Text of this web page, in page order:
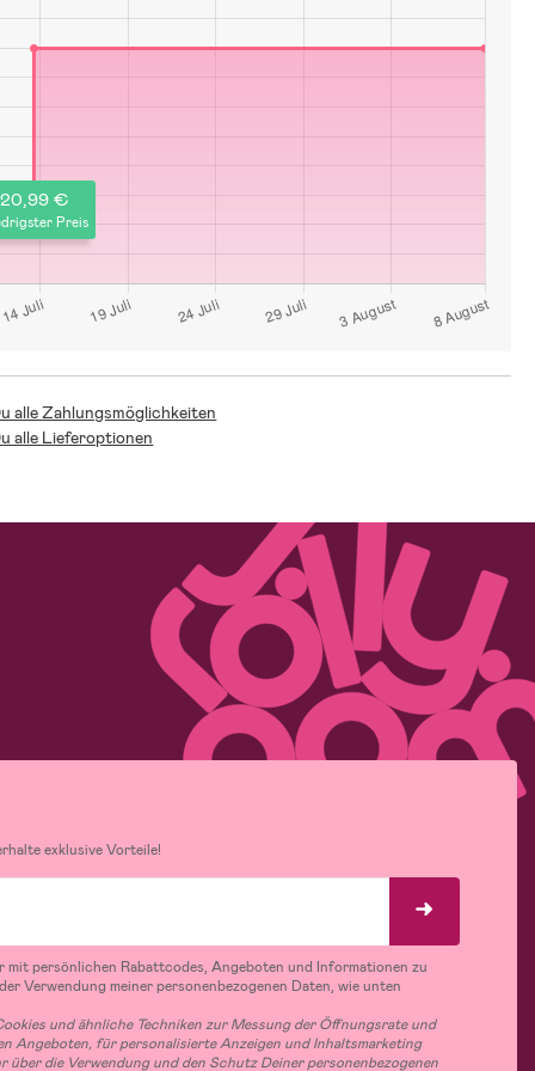
20,99 €
Preis
alle Zahlungsmöglichkeiten
alle Lieferoptionen
exklusive Vorteile!
mit persönlichen Rabattcodes, Angeboten und Informationen zu
Verwendung meiner personenbezogenen Daten, wie unten
und ähnliche Techniken zur Messung der Öffnungsrate und
Angeboten, für personalisierte Anzeigen und Inhaltsmarketing
über die Verwendung und den Schutz Deiner personenbezogenen